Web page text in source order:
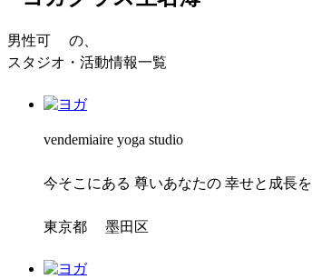
男性可
の、
スタジオ・活動情報一覧
vendemiaire yoga studio
今そこにある 尊いあなたの 幸せと成長を
東京都 墨田区